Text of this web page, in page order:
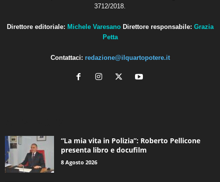
3712/2018.
Direttore editoriale: Michele Varesano Direttore responsabile: Grazia
Petta
Contattaci: redazione@ilquartopotere.it
“La mia vita in Polizia”: Roberto Pellicone
presenta libro e docufilm
8 Agosto 2026